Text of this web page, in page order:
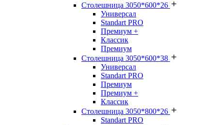
Столешница 3050*600*26
Универсал
Standart PRO
Премиум +
Классик
Премиум
Столешница 3050*600*38
Универсал
Standart PRO
Премиум
Премиум +
Классик
Столешница 3050*800*26
Standart PRO